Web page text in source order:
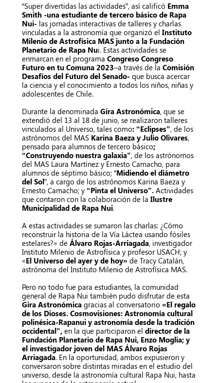
“Super divertidas las actividades”, así calificó Emma
Smith -una estudiante de tercero básico de Rapa
Nui- las jornadas interactivas de talleres y charlas
vinculadas a la astronomía que organizó el Instituto
Milenio de Astrofísica MAS junto a la Fundación
Planetario de Rapa Nui. Estas actividades se
enmarcan en el programa Congreso Congreso
Futuro en tu Comuna 2023–a través de la Comisión
Desafíos del Futuro del Senado- que busca acercar
la ciencia y el conocimiento a todos los niños, niñas y
adolescentes de Chile.
Durante la denominada Gira Astronómica, que se
extendió del 13 al 18 de junio, se realizaron talleres
vinculados al Universo, tales como: “Eclipses”, de los
astrónomos del MAS Karina Baeza y Julio Olivares,
pensado para alumnos de tercero básico;
“Construyendo nuestra galaxia”, de los astrónomos
del MAS Laura Martínez y Ernesto Camacho, para
alumnos de séptimo básico; “Midiendo el diámetro
del Sol”, a cargo de los astrónomos Karina Baeza y
Ernesto Camacho; y “Pinta el Universo”. Actividades
que contaron con la colaboración de la Ilustre
Municipalidad de Rapa Nui.
A estas actividades se sumaron las charlas: ¿Cómo
reconstruir la historia de la Vía Láctea usando fósiles
estelares?» de Álvaro Rojas-Arriagada, investigador
Instituto Milenio de Astrofísica y profesor USACH; y
«El Universo del ayer y de hoy» de Tracy Catalán,
astrónoma del Instituto Milenio de Astrofísica MAS.
Pero no todo fue para estudiantes, la comunidad
general de Rapa Nui también pudo disfrutar de esta
Gira Astronómica gracias al conversatorio «El regalo
de los Dioses. Cosmovisiones: Astronomía cultural
polinésica-Rapanui y astronomía desde la tradición
occidental”, en la que participaron el director de la
Fundación Planetario de Rapa Nui, Enzo Moglia; y
el investigador joven del MAS Álvaro Rojas
Arriagada. En la oportunidad, ambos expusieron y
conversaron sobre distintas miradas en el estudio del
universo, desde la astronomía cultural Rapa Nui, hasta